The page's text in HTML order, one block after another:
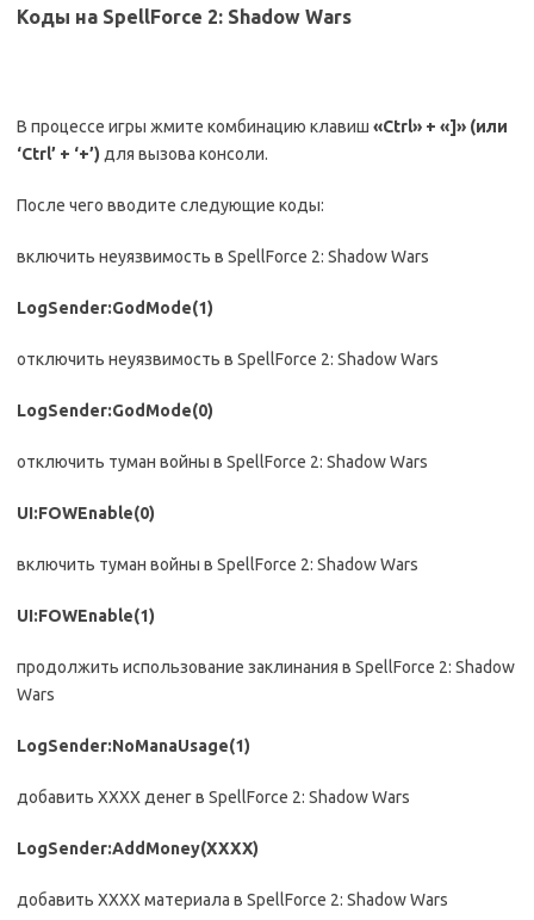
Коды на SpellForce 2: Shadow Wars
В процессе игры жмите комбинацию клавиш «Ctrl» + «]» (или
‘Ctrl’ + ‘+’) для вызова консоли.
После чего вводите следующие коды:
включить неуязвимость в SpellForce 2: Shadow Wars
LogSender:GodMode(1)
отключить неуязвимость в SpellForce 2: Shadow Wars
LogSender:GodMode(0)
отключить туман войны в SpellForce 2: Shadow Wars
UI:FOWEnable(0)
включить туман войны в SpellForce 2: Shadow Wars
UI:FOWEnable(1)
продолжить использование заклинания в SpellForce 2: Shadow
Wars
LogSender:NoManaUsage(1)
добавить ХХХХ денег в SpellForce 2: Shadow Wars
LogSender:AddMoney(ХХХХ)
добавить ХХХХ материала в SpellForce 2: Shadow Wars